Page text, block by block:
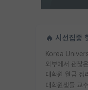
🔥 시선집중
외부에서 괜찮
대학원 월급 정